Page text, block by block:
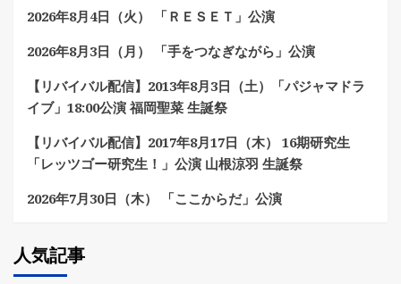
2026年8月4日（火） 「ＲＥＳＥＴ」公演
2026年8月3日（月） 「手をつなぎながら」公演
【リバイバル配信】2013年8月3日（土）「パジャマドラ
イブ」18:00公演 福岡聖菜 生誕祭
【リバイバル配信】2017年8月17日（木） 16期研究生
「レッツゴー研究生！」公演 山根涼羽 生誕祭
2026年7月30日（木） 「ここからだ」公演
人気記事